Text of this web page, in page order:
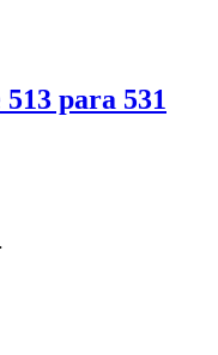
para 531